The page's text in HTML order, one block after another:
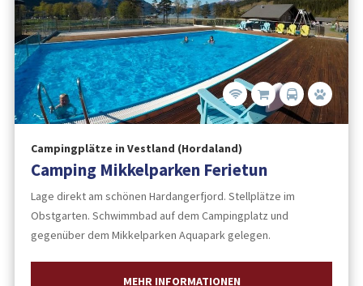
Campingplätze in Vestland (Hordaland)
Camping Mikkelparken Ferietun
Lage direkt am schönen Hardangerfjord. Stellplätze im
Obstgarten. Schwimmbad auf dem Campingplatz und
gegenüber dem Mikkelparken Aquapark gelegen.
MEHR INFORMATIONEN